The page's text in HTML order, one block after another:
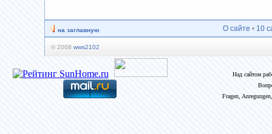
на заглавную О сайте • 10
© 2008 wws2102
Над сайтом
Fragen,